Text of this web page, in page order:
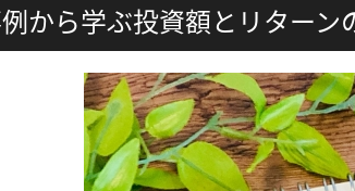
から学ぶ投資額とリターン